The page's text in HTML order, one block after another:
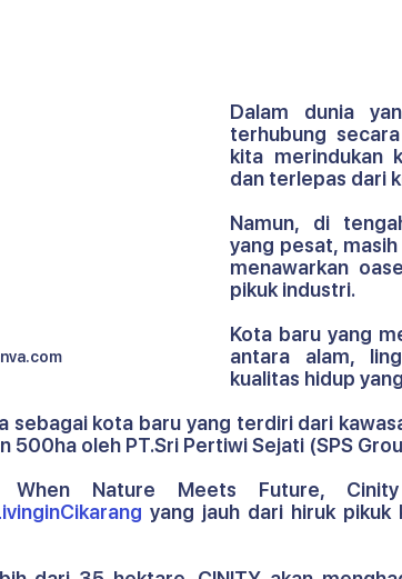
Dalam dunia
terhubung
kita merindukan
dan terlepas dari
Namun, di
yang pesat,
menawarkan
pikuk industri.
Kota baru yang
antara alam,
kualitas hidup
sebagai kota baru yang terdiri dari
500ha oleh PT.Sri Pertiwi Sejati (SPS
yang jauh dari hiruk pikuk